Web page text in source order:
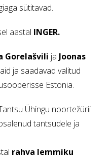
sütitavad.
aastal INGER.
Gorelašvili ja Joonas
ja saadavad valitud
Estonia.
Ühingu noortežürii
tantsudele ja
rahva lemmiku